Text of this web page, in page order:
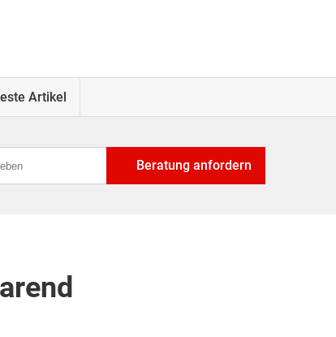
Artikel
Beratung anfordern